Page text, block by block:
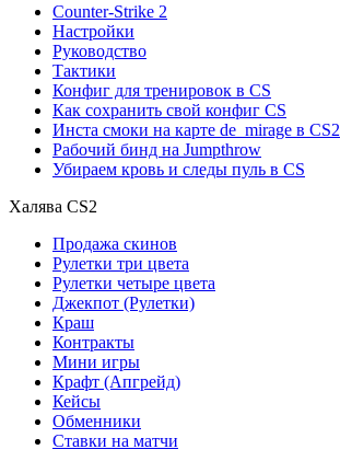
Counter-Strike 2
Настройки
Руководство
Тактики
Конфиг для тренировок в CS
Как сохранить свой конфиг CS
Инста смоки на карте de_mirage в CS2
Рабочий бинд на Jumpthrow
Убираем кровь и следы пуль в CS
Халява CS2
Продажа скинов
Рулетки три цвета
Рулетки четыре цвета
Джекпот (Рулетки)
Краш
Контракты
Мини игры
Крафт (Апгрейд)
Кейсы
Обменники
Ставки на матчи